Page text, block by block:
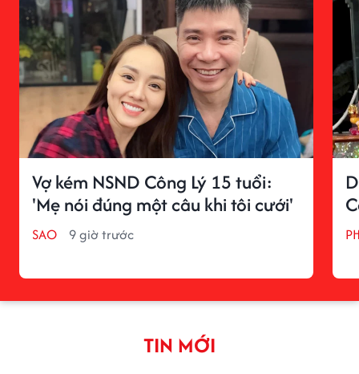
Vợ kém NSND Công Lý 15 tuổi:
'Mẹ nói đúng một câu khi tôi cưới'
SAO 9 giờ trước
TIN MỚI